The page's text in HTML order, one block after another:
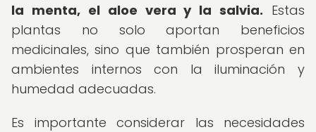
la menta, el aloe vera y la salvia. Estas
plantas no solo aportan beneficios
medicinales, sino que también prosperan en
ambientes internos con la iluminación y
humedad adecuadas.
Es importante considerar las necesidades